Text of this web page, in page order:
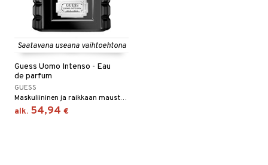
Saatavana useana vaihtoehtona
Guess Uomo Intenso - Eau
de parfum
GUESS
Maskuliininen ja raikkaan mausteinen eau de parfum Guessilta.
alk. 54,94 €